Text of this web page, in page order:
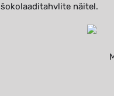
šokolaaditahvlite näitel.